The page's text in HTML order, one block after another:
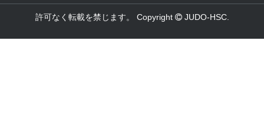
許可なく転載を禁じます。 Copyright JUDO-HSC.